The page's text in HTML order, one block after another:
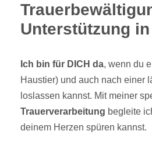
Unterstützung
Ich bin für DICH da, wenn du
Haustier) und auch nach einer
loslassen kannst. Mit meiner
Trauerverarbeitung begleite
deinem Herzen spüren kannst.